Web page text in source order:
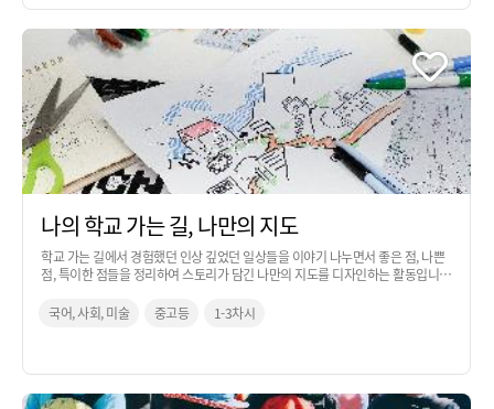
나의 학교 가는 길, 나만의 지도
학교 가는 길에서 경험했던 인상 깊었던 일상들을 이야기 나누면서 좋은 점, 나쁜
점, 특이한 점들을 정리하여 스토리가 담긴 나만의 지도를 디자인하는 활동입니
국어, 사회, 미술
중고등 1-3차시